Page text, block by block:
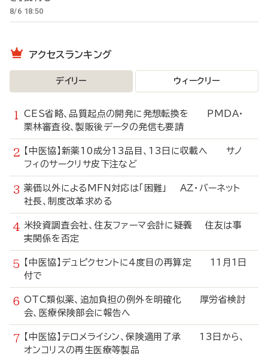
8/6 18:50
アクセスランキング
デイリー ウィークリー
CES省略、品質起点の開発に発想転換を PMDA・
栗林審査役、製販後データの発信も要請
【中医協】新薬10成分13品目、13日に収載へ サノ
フィのサークリサ皮下注など
薬価以外によるMFN対応は「困難」 AZ・バーネット
社長、制度改革求める
米投資調査会社、住友ファーマ会計に疑義 住友は事
実関係を否定
【中医協】デュピクセントに4度目の再算定 11月1日
付で
OTC類似薬、追加負担の例外を明確化 厚労省検討
会、医療保険部会に報告へ
【中医協】テロメライシン、保険適用了承 13日から、
オンコリスの再生医療等製品